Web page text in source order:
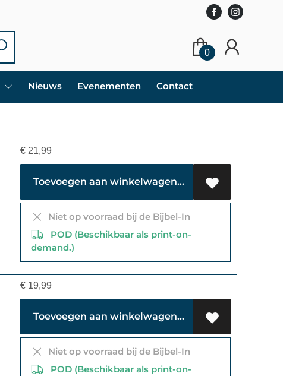
0
Nieuws Evenementen Contact
€ 21,99
Toevoegen aan winkelwagen
Niet op voorraad bij de Bijbel-In
POD (Beschikbaar als print-on-
demand.)
€ 19,99
Toevoegen aan winkelwagen
Niet op voorraad bij de Bijbel-In
POD (Beschikbaar als print-on-